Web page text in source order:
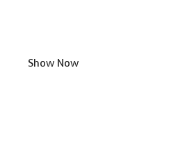
Show Now